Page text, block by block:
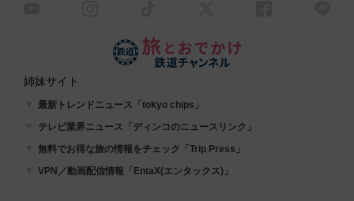
姉妹サイト
最新トレンドニュース「tokyo chips」
テレビ業界ニュース「ディンコのニュースリンク」
無料でお得な旅の情報をチェック「Trip Press」
VPN／動画配信情報「EntaX(エンタックス)」